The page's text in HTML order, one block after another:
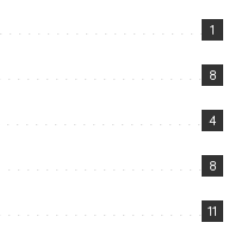
1
8
4
8
11